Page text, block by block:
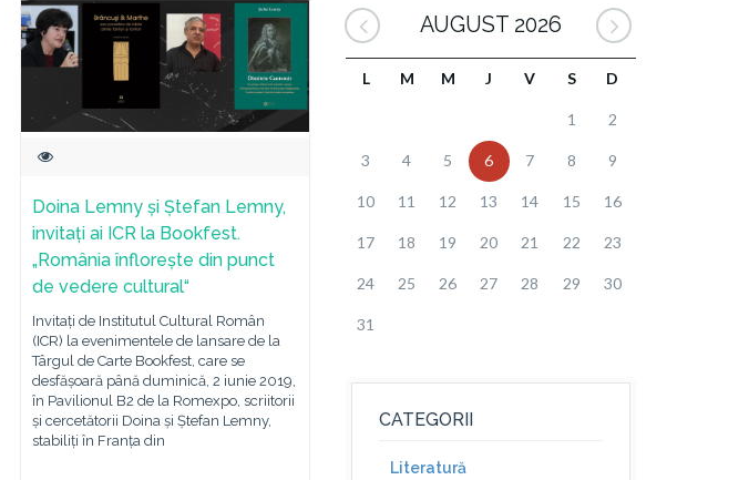
Doina Lemny și Ștefan Lemny,
invitați ai ICR la Bookfest.
„România înflorește din punct
de vedere cultural“
Invitați de Institutul Cultural Român
(ICR) la evenimentele de lansare de la
Târgul de Carte Bookfest, care se
desfășoară până duminică, 2 iunie 2019,
în Pavilionul B2 de la Romexpo, scriitorii
și cercetătorii Doina și Ștefan Lemny,
stabiliți în Franța din
AUGUST 2026
L M M J V S D
1 2
3 4 5 6 7 8 9
10 11 12 13 14 15 16
17 18 19 20 21 22 23
24 25 26 27 28 29 30
31
CATEGORII
Literatură